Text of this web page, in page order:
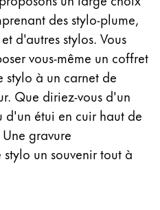
des stylo-plume,
d'autres stylos. Vous
vous-même un coffret
stylo à un carnet de
Que diriez-vous d'un
étui en cuir haut de
gravure
un souvenir tout à